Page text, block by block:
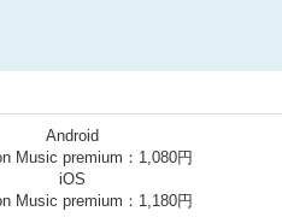
Android
Music premium：1,080円
iOS
Music premium：1,180円